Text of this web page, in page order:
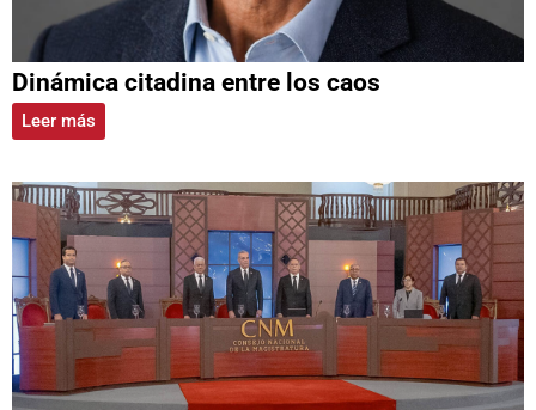
Dinámica citadina entre los caos
Leer más